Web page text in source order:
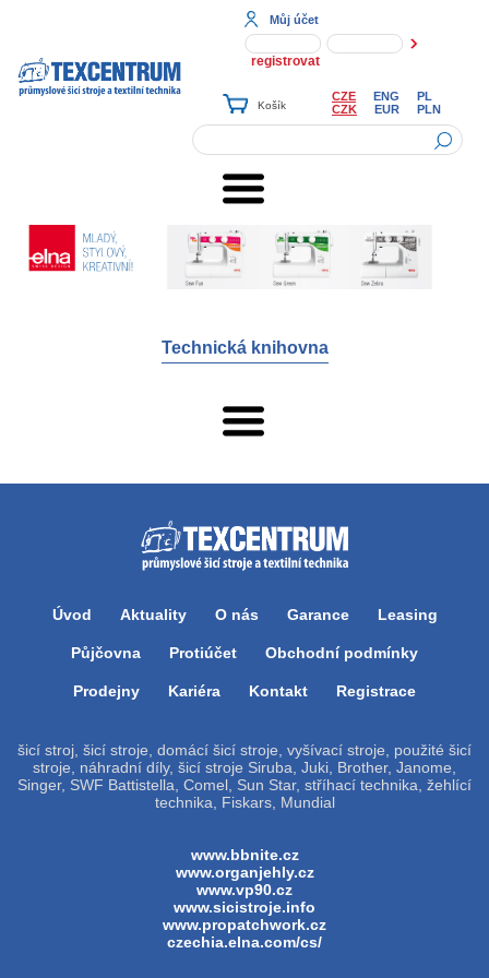
Můj účet
registrovat
CZE ENG
PL
CZK
EUR PLN
Technická knihovna
Úvod Aktuality O nás Garance Leasing
Půjčovna Protiúčet Obchodní podmínky
Prodejny Kariéra Kontakt Registrace
šicí stroj, šicí stroje, domácí šicí stroje, vyšívací stroje, použité šicí
stroje, náhradní díly, šicí stroje Siruba, Juki, Brother, Janome,
Singer, SWF Battistella, Comel, Sun Star, stříhací technika, žehlící
technika, Fiskars, Mundial
www.bbnite.cz
www.organjehly.cz
www.vp90.cz
www.sicistroje.info
www.propatchwork.cz
czechia.elna.com/cs/